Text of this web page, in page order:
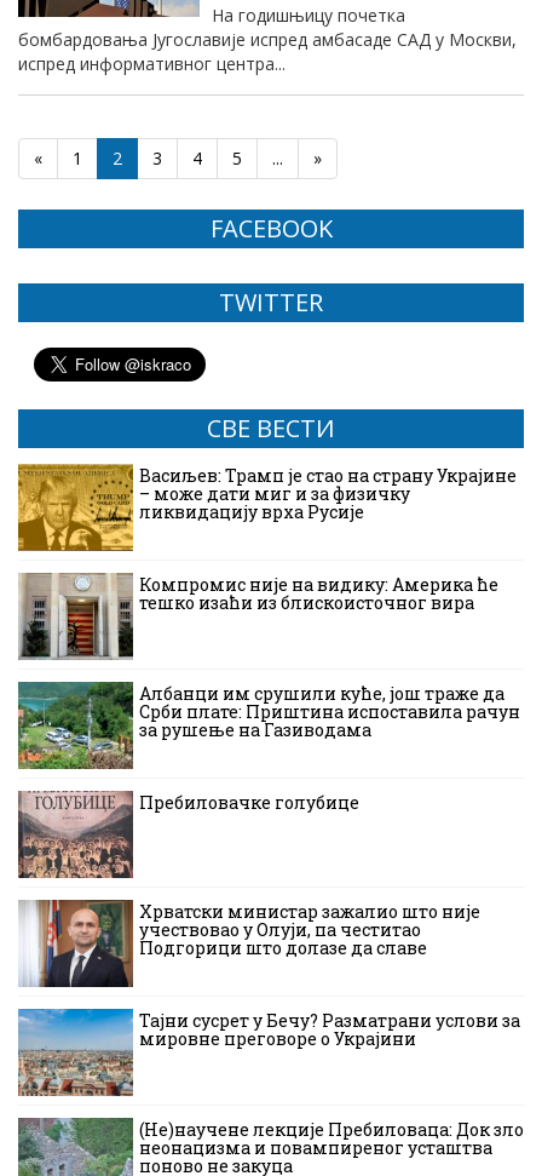
На годишњицу почетка
бомбардовања Југославије испред амбасаде САД у Москви,
испред информативног центра...
« 1 2 3 4 5 ... »
FACEBOOK
TWITTER
СВЕ ВЕСТИ
Васиљев: Трамп је стао на страну Украјине
– може дати миг и за физичку
ликвидацију врха Русије
Компромис није на видику: Америка ће
тешко изаћи из блискоисточног вира
Албанци им срушили куће, још траже да
Срби плате: Приштина испоставила рачун
за рушење на Газиводама
Пребиловачке голубице
Хрватски министар зажалио што није
учествовао у Олуји, па честитао
Подгорици што долазе да славе
Тајни сусрет у Бечу? Разматрани услови за
мировне преговоре о Украјини
(Не)научене лекције Пребиловаца: Док зло
неонацизма и повампиреног усташтва
поново не закуца